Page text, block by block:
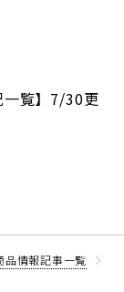
一覧】7/30更
品情報記事一覧